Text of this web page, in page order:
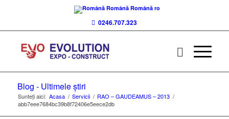
Română Română ro
0246.707.323
Blog - Ultimele știri
Sunteți aici: Acasa / Servicii / RAO – GAUDEAMUS – 2013 /
abb7eee7684bc39b8f72406e5eece2db